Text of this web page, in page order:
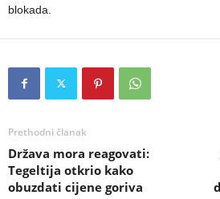
blokada.
Prethodni članak
Država mora reagovati:
Tegeltija otkrio kako
obuzdati cijene goriva